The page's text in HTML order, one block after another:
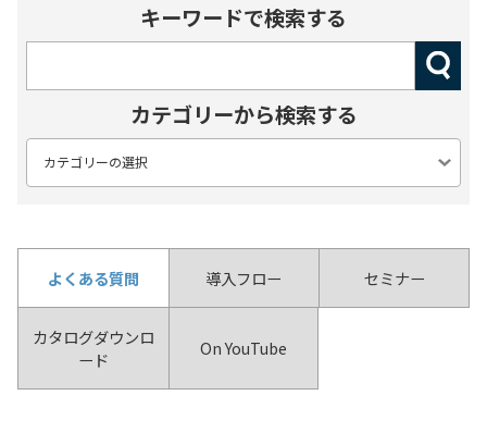
キーワードで検索する
カテゴリーから検索する
よくある質問 導入フロー セミナー
カタログダウンロ
ード
On YouTube